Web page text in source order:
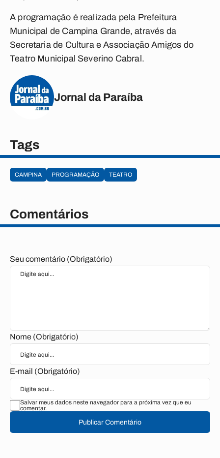
A programação é realizada pela Prefeitura
Municipal de Campina Grande, através da
Secretaria de Cultura e Associação Amigos do
Teatro Municipal Severino Cabral.
Jornal da Paraíba
Tags
CAMPINA PROGRAMAÇÃO TEATRO
Comentários
Seu comentário (Obrigatório)
Nome (Obrigatório)
E-mail (Obrigatório)
Salvar meus dados neste navegador para a próxima vez que eu
comentar.
Publicar Comentário